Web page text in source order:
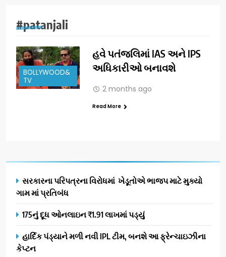
#patanjali
BOLLYWOOD&
TV
હવે પતંજલિમાં IAS અને IPS
અધિકારીઓ બનાવશે
2 months ago
Read More
સરકારના પરિપત્રના વિરોધમાં ખેડૂતોએ ભાજપ માટે મુક્યો
ગામ માં પ્રતિબંધ
175નું દૂધ ઓનલાઇન ₹1.91 લાખમાં પડ્યું
હાર્દિક પંડ્યાને મળી નવી IPL ટીમ, બનશે આ ફ્રેન્ચાઇઝીના
કેપ્ટન